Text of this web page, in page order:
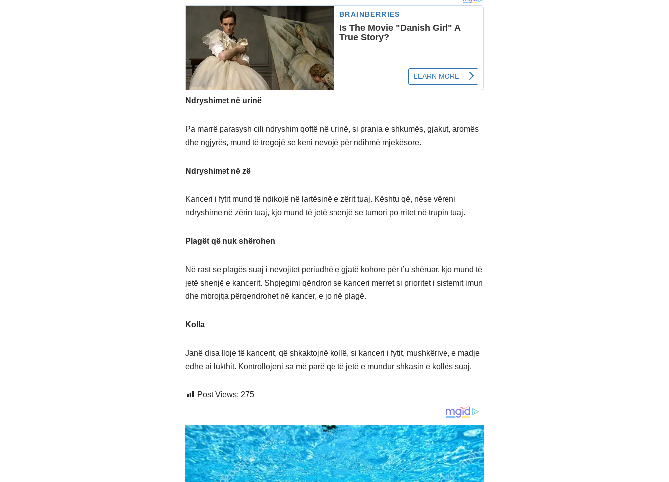
Ndryshimet në urinë
Pa marrë parasysh cili ndryshim qoftë në urinë, si prania e shkumës, gjakut, aromës
dhe ngjyrës, mund të tregojë se keni nevojë për ndihmë mjekësore.
Ndryshimet në zë
Kanceri i fytit mund të ndikojë në lartësinë e zërit tuaj. Kështu që, nëse vëreni
ndryshime në zërin tuaj, kjo mund të jetë shenjë se tumori po rritet në trupin tuaj.
Plagët që nuk shërohen
Në rast se plagës suaj i nevojitet periudhë e gjatë kohore për t’u shëruar, kjo mund të
jetë shenjë e kancerit. Shpjegimi qëndron se kanceri merret si prioritet i sistemit imun
dhe mbrojtja përqendrohet në kancer, e jo në plagë.
Kolla
Janë disa lloje të kancerit, që shkaktojnë kollë, si kanceri i fytit, mushkërive, e madje
edhe ai lukthit. Kontrollojeni sa më parë që të jetë e mundur shkasin e kollës suaj.
Post Views: 275